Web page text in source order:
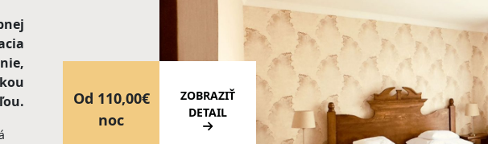
Od 110,00€
noc
ZOBRAZIŤ
DETAIL